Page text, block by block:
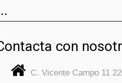
con
C. Vicente Campo 11